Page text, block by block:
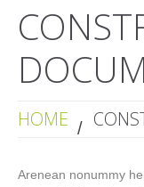
HOME
Arenean nonummy